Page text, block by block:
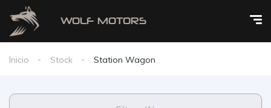
Inicio Stock Station Wagon